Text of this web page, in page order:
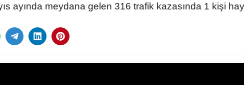
ayında meydana gelen 316 trafik kazasında 1 kişi